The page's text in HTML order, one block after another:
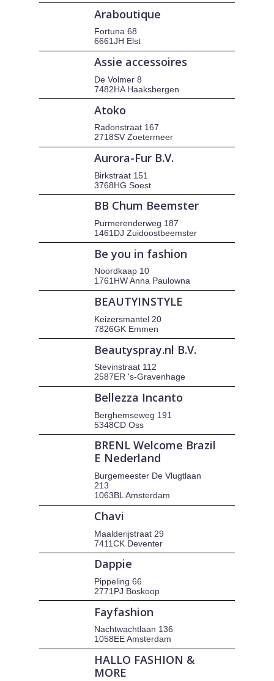
Araboutique
Fortuna 68
6661JH Elst
Assie accessoires
De Volmer 8
7482HA Haaksbergen
Atoko
Radonstraat 167
2718SV Zoetermeer
Aurora-Fur B.V.
Birkstraat 151
3768HG Soest
BB Chum Beemster
Purmerenderweg 187
1461DJ Zuidoostbeemster
Be you in fashion
Noordkaap 10
1761HW Anna Paulowna
BEAUTYINSTYLE
Keizersmantel 20
7826GK Emmen
Beautyspray.nl B.V.
Stevinstraat 112
2587ER 's-Gravenhage
Bellezza Incanto
Berghemseweg 191
5348CD Oss
BRENL Welcome Brazil
E Nederland
Burgemeester De Vlugtlaan
213
1063BL Amsterdam
Chavi
Maalderijstraat 29
7411CK Deventer
Dappie
Pippeling 66
2771PJ Boskoop
Fayfashion
Nachtwachtlaan 136
1058EE Amsterdam
HALLO FASHION &
MORE